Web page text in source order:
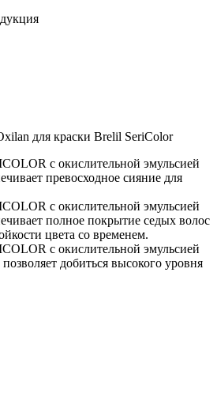
для краски Brelil SeriColor
с окислительной эмульсией
превосходное сияние для
с окислительной эмульсией
полное покрытие седых волос
цвета со временем.
с окислительной эмульсией
добиться высокого уровня